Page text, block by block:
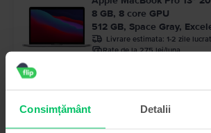
Consimțământ Detalii
8 GB, 8 core GPU
512 GB, Space Gray,
Livrare estimata: 1-2 zile
Rate de la 275 lei/luna